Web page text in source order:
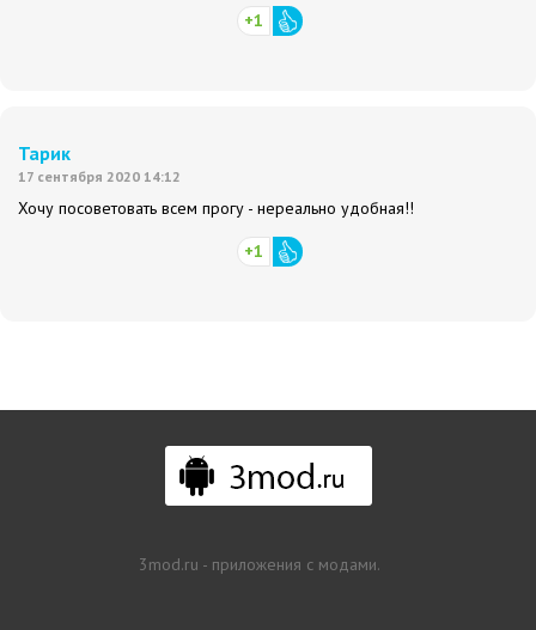
+1
Тарик
17 сентября 2020 14:12
Хочу посоветовать всем прогу - нереально удобная!!
+1
3mod.ru - приложения с модами.